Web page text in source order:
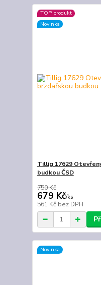
TOP produkt
Novinka
Tillig 17629
budkou ČSD
750 Kč
679 Kč/ks
561 Kč bez DPH
Novinka